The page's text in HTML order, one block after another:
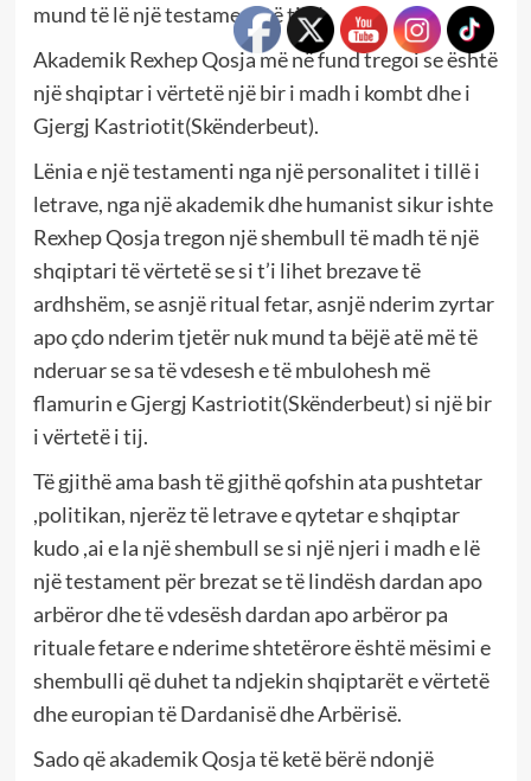
mund të lë një testament të tillë.
Akademik Rexhep Qosja më në fund tregoi se është
një shqiptar i vërtetë një bir i madh i kombt dhe i
Gjergj Kastriotit(Skënderbeut).
Lënia e një testamenti nga një personalitet i tillë i
letrave, nga një akademik dhe humanist sikur ishte
Rexhep Qosja tregon një shembull të madh të një
shqiptari të vërtetë se si t’i lihet brezave të
ardhshëm, se asnjë ritual fetar, asnjë nderim zyrtar
apo çdo nderim tjetër nuk mund ta bëjë atë më të
nderuar se sa të vdesesh e të mbulohesh më
flamurin e Gjergj Kastriotit(Skënderbeut) si një bir
i vërtetë i tij.
Të gjithë ama bash të gjithë qofshin ata pushtetar
,politikan, njerëz të letrave e qytetar e shqiptar
kudo ,ai e la një shembull se si një njeri i madh e lë
një testament për brezat se të lindësh dardan apo
arbëror dhe të vdesësh dardan apo arbëror pa
rituale fetare e nderime shtetërore është mësimi e
shembulli që duhet ta ndjekin shqiptarët e vërtetë
dhe europian të Dardanisë dhe Arbërisë.
Sado që akademik Qosja të ketë bërë ndonjë